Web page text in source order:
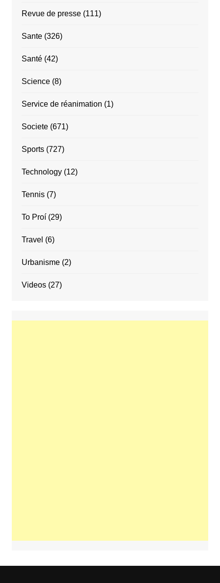
Revue de presse(111)
Sante(326)
Santé(42)
Science(8)
Service de réanimation (1)
Societe(671)
Sports(727)
Technology(12)
Tennis(7)
To Proí(29)
Travel (6)
Urbanisme(2)
Videos(27)